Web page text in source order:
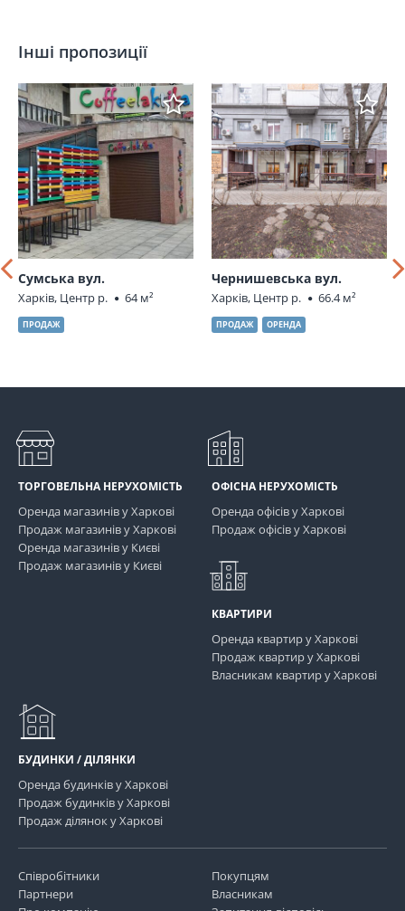
Інші пропозиції
Сумська вул.
Харків, Центр р. 64 м²
ПРОДАЖ
Чернишевська вул.
Харків, Центр р. 66.4 м²
ПРОДАЖ ОРЕНДА
ТОРГОВЕЛЬНА НЕРУХОМІСТЬ
Оренда магазинів у Харкові
Продаж магазинів у Харкові
Оренда магазинів у Києві
Продаж магазинів у Києві
ОФІСНА НЕРУХОМІСТЬ
Оренда офісів у Харкові
Продаж офісів у Харкові
КВАРТИРИ
Оренда квартир у Харкові
Продаж квартир у Харкові
Власникам квартир у Харкові
БУДИНКИ / ДІЛЯНКИ
Оренда будинків у Харкові
Продаж будинків у Харкові
Продаж ділянок у Харкові
Співробітники
Партнери
Покупцям
Власникам